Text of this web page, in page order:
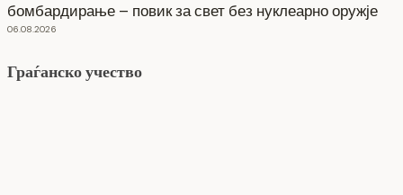
бомбардирање – повик за свет без нуклеарно оружје
06.08.2026
Граѓанско учество